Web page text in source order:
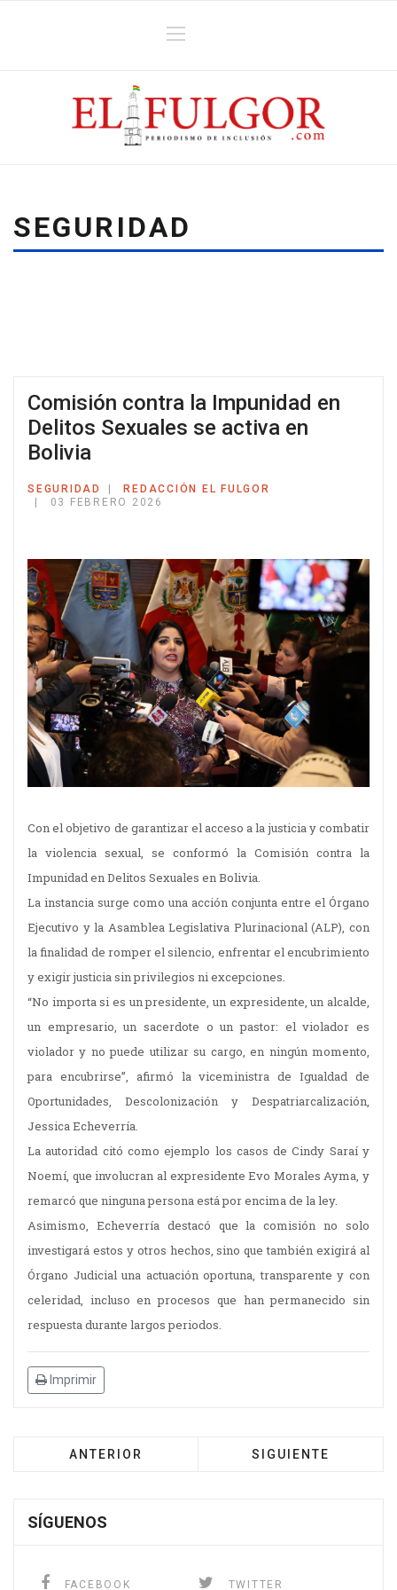
SEGURIDAD
Comisión contra la Impunidad en
Delitos Sexuales se activa en
Bolivia
SEGURIDAD
REDACCIÓN EL FULGOR
03 FEBRERO 2026
Con el objetivo de garantizar el acceso a la justicia y combatir
la violencia sexual, se conformó la Comisión contra la
Impunidad en Delitos Sexuales en Bolivia.
La instancia surge como una acción conjunta entre el Órgano
Ejecutivo y la Asamblea Legislativa Plurinacional (ALP), con
la finalidad de romper el silencio, enfrentar el encubrimiento
y exigir justicia sin privilegios ni excepciones.
“No importa si es un presidente, un expresidente, un alcalde,
un empresario, un sacerdote o un pastor: el violador es
violador y no puede utilizar su cargo, en ningún momento,
para encubrirse”, afirmó la viceministra de Igualdad de
Oportunidades, Descolonización y Despatriarcalización,
Jessica Echeverría.
La autoridad citó como ejemplo los casos de Cindy Saraí y
Noemí, que involucran al expresidente Evo Morales Ayma, y
remarcó que ninguna persona está por encima de la ley.
Asimismo, Echeverría destacó que la comisión no solo
investigará estos y otros hechos, sino que también exigirá al
Órgano Judicial una actuación oportuna, transparente y con
celeridad, incluso en procesos que han permanecido sin
respuesta durante largos periodos.
Imprimir
ANTERIOR SIGUIENTE
SÍGUENOS
FACEBOOK TWITTER